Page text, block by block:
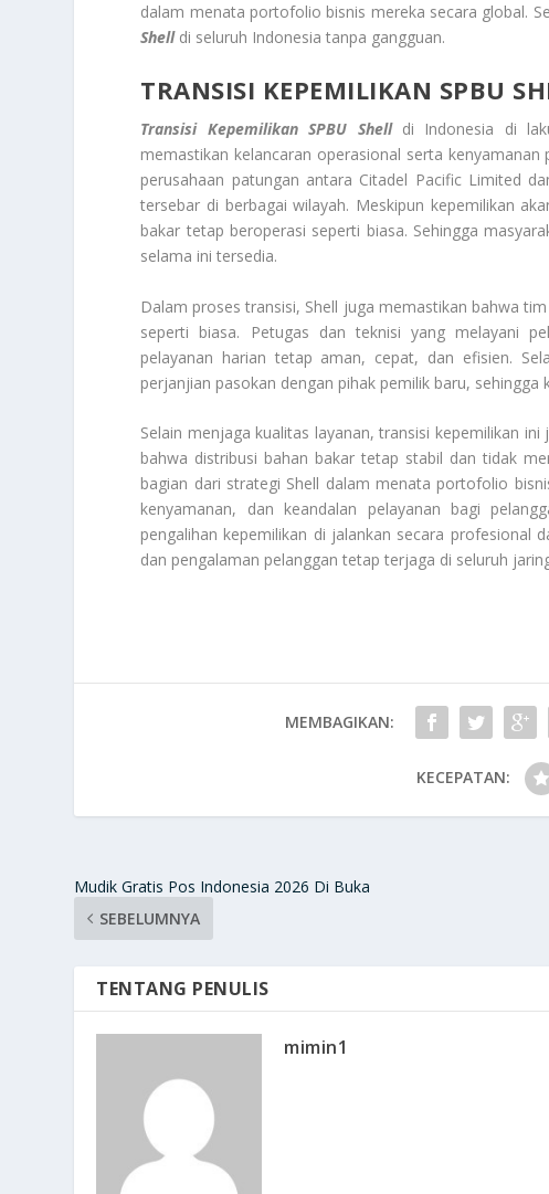
dalam menata portofolio bisnis mereka secara global.
Shelldi seluruh Indonesia tanpa gangguan.
TRANSISI KEPEMILIKAN SPBU
Transisi Kepemilikan SPBU Shelldi Indonesia di
memastikan kelancaran operasional serta
perusahaan patungan antara Citadel Pacific Limited
tersebar di berbagai wilayah. Meskipun kepemilikan
bakar tetap beroperasi seperti biasa. Sehingga
selama ini tersedia.
Dalam proses transisi, Shell juga memastikan bahwa
seperti biasa. Petugas dan teknisi yang melayani
pelayanan harian tetap aman, cepat, dan efisien.
perjanjian pasokan dengan pihak pemilik baru,
Selain menjaga kualitas layanan, transisi kepemilikan
bahwa distribusi bahan bakar tetap stabil dan tidak
bagian dari strategi Shell dalam menata portofolio
kenyamanan, dan keandalan pelayanan bagi
pengalihan kepemilikan di jalankan secara profesional
dan pengalaman pelanggan tetap terjaga di seluruh
MEMBAGIKAN:
KECEPATAN:
Mudik Gratis Pos Indonesia 2026 Di Buka
SEBELUMNYA
TENTANG PENULIS
mimin1